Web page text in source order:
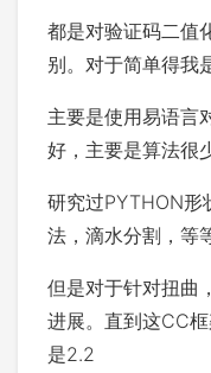
都是对验证码二值
别。对于简单得我
主要是使用易语言
好，主要是算法很
研究过PYTHON形
法，滴水分割，等
但是对于针对扭曲
进展。直到这CC
是2.2